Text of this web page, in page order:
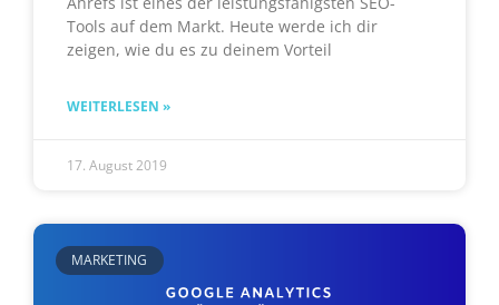
Tools auf dem Markt. Heute werde ich dir
zeigen, wie du es zu deinem Vorteil
WEITERLESEN »
17. August 2019
MARKETING